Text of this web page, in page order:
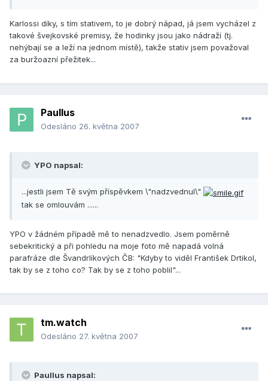
Karlossi díky, s tím stativem, to je dobrý nápad, já jsem vycházel z
takové švejkovské premisy, že hodinky jsou jako nádraží (tj.
nehýbají se a leží na jednom místě), takže stativ jsem považoval
za buržoazní přežitek...
Paullus
Odesláno 26. května 2007
YPO napsal:
...jestli jsem Tě svým příspěvkem \"nadzvednul\"
tak se omlouvám ......
YPO v žádném případě mě to nenadzvedlo. Jsem poměrně
sebekritický a při pohledu na moje foto mě napadá volná
parafráze dle Švandrlíkových ČB: "Kdyby to viděl František Drtikol,
tak by se z toho co? Tak by se z toho poblil"...
tm.watch
Odesláno 27. května 2007
Paullus napsal: